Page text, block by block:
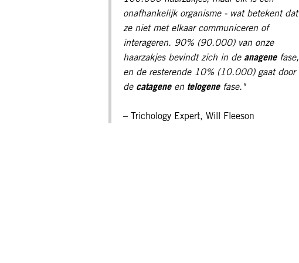
onafhankelijk organisme - wat betekent dat
ze niet met elkaar communiceren of
interageren. 90% (90.000) van onze
haarzakjes bevindt zich in de anagenefase,
en de resterende 10% (10.000) gaat door
de catageneen telogenefase."
– Trichology Expert, Will Fleeson